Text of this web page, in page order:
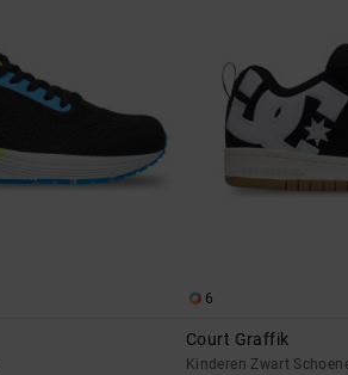
6
Court Graffik
Kinderen Zwart